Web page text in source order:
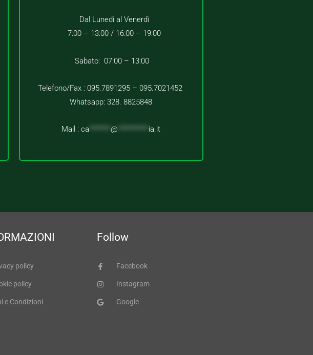
Dal Lunedì al Venerdì
7:00 – 13:00 / 16:00 – 19:00
Sabato: 07:00 – 13:00
Telefono/Fax : 095.7891295 – 095.7021452
Whatsapp: 328. 8825848
Mail :ca *******@ ia.it
policy
policy
e Condizioni
Follow
Facebook
Instagram
Google